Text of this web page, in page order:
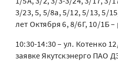
3/23, 5, 5/8а, 5/12, 5/13, 5/
лет Октября 6, 8/6Г, 10/1Б
10:30-14:30 – ул. Котенко
заявке Якутскэнерго ПАО